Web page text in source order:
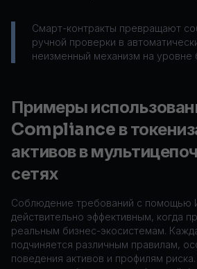
Смарт-контракты превращают
ручной проверки в
неизменный механизм на уровне
Примеры
Compliance в
активов в
сетях
Соблюдение требований с помощью
действительно эффективным, когда
реальным бизнес-экосистемам.
подчиняется различным правилам,
поведения активов и профилям